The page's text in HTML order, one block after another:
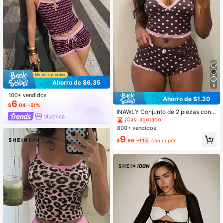
Ahorro de $6.35
100+ vendidos
$6.04 -51%
Muchica
5
Ahorro de $1.20
INAWLY Conjunto de 2 piezas con e
stampado de lunares sexy para muj
er, verano
¡Casi agotado!
800+ vendidos
$9.69 -11% con cupón